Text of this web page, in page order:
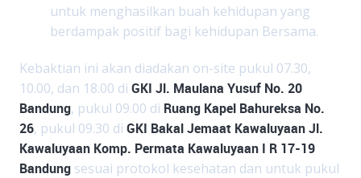
untuk menghasilkan buah kehidupan yang
berdampak positif bagi kehidupan Bersama.
Kebaktian ini akan diadakan on-site pukul 07.30,
10.00, dan 18.00 di GKI Jl. Maulana Yusuf No. 20
Bandung, pukul 09.00 di Ruang Kapel Bahureksa No.
26, pukul 09.30 di GKI Bakal Jemaat Kawaluyaan Jl.
Kawaluyaan Komp. Permata Kawaluyaan I R 17-19
Bandung sesuai protokol kesehatan dan untuk pukul